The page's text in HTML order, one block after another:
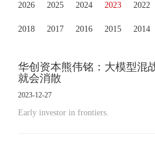
2026 2025 2024 2023 2022
2018 2017 2016 2015 2014
华创资本熊伟铭：大模型混
就会消散
2023-12-27
Early investor in frontiers.